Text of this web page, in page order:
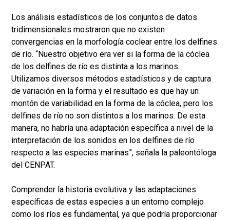
Los análisis estadísticos de los conjuntos de datos
tridimensionales mostraron que no existen
convergencias en la morfología coclear entre los delfines
de río. “Nuestro objetivo era ver si la forma de la cóclea
de los delfines de río es distinta a los marinos.
Utilizamos diversos métodos estadísticos y de captura
de variación en la forma y el resultado es que hay un
montón de variabilidad en la forma de la cóclea, pero los
delfines de río no son distintos a los marinos. De esta
manera, no habría una adaptación específica a nivel de la
interpretación de los sonidos en los delfines de río
respecto a las especies marinas”, señala la paleontóloga
del CENPAT.
Comprender la historia evolutiva y las adaptaciones
específicas de estas especies a un entorno complejo
como los ríos es fundamental, ya que podría proporcionar